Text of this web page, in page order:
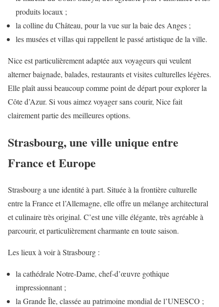
produits locaux ;
la colline du Château, pour la vue sur la baie des Anges ;
les musées et villas qui rappellent le passé artistique de la ville.
Nice est particulièrement adaptée aux voyageurs qui veulent
alterner baignade, balades, restaurants et visites culturelles légères.
Elle plaît aussi beaucoup comme point de départ pour explorer la
Côte d’Azur. Si vous aimez voyager sans courir, Nice fait
clairement partie des meilleures options.
Strasbourg, une ville unique entre
France et Europe
Strasbourg a une identité à part. Située à la frontière culturelle
entre la France et l’Allemagne, elle offre un mélange architectural
et culinaire très original. C’est une ville élégante, très agréable à
parcourir, et particulièrement charmante en toute saison.
Les lieux à voir à Strasbourg :
la cathédrale Notre-Dame, chef-d’œuvre gothique
impressionnant ;
la Grande Île, classée au patrimoine mondial de l’UNESCO ;